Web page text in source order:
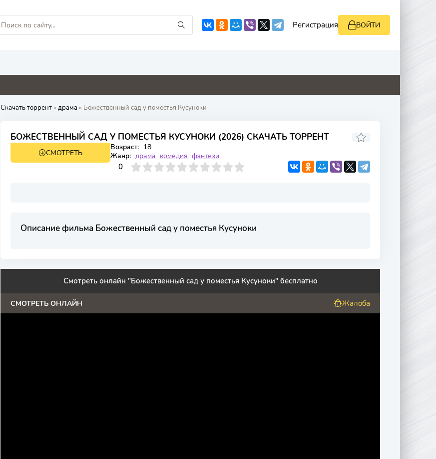
Регистрация ВОЙТИ
0 5.3 4.1 0 0 0 0
Скачать торрент» драма » Божественный сад у поместья Кусуноки
БОЖЕСТВЕННЫЙ САД У ПОМЕСТЬЯ КУСУНОКИ (2026) СКАЧАТЬ ТОРРЕНТ
1 сезон 8 серияСМОТРЕТЬ
Возраст: 18
Жанр: драма комедия фэнтези
0
4 6 7 8 9 10
Описание фильма Божественный сад у поместья Кусуноки
Смотреть онлайн "Божественный сад у поместья Кусуноки" бесплатно
СМОТРЕТЬ ОНЛАЙН Жалоба